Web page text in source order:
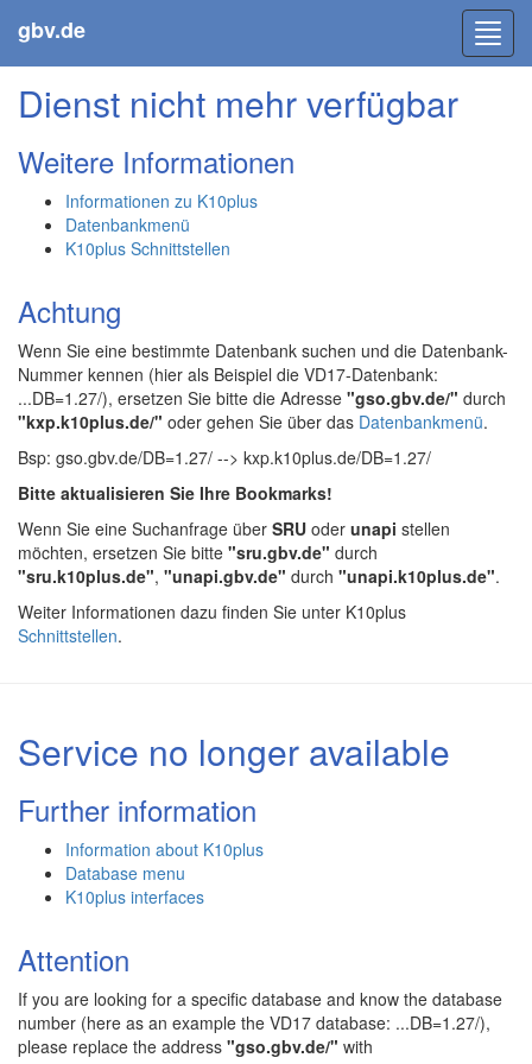
gbv.de
Dienst nicht mehr verfügbar
Weitere Informationen
Informationen zu K10plus
Datenbankmenü
K10plus Schnittstellen
Achtung
Wenn Sie eine bestimmte Datenbank suchen und die Datenbank-
Nummer kennen (hier als Beispiel die VD17-Datenbank:
...DB=1.27/), ersetzen Sie bitte die Adresse "gso.gbv.de/" durch
"kxp.k10plus.de/" oder gehen Sie über das Datenbankmenü.
Bsp: gso.gbv.de/DB=1.27/ --> kxp.k10plus.de/DB=1.27/
Bitte aktualisieren Sie Ihre Bookmarks!
Wenn Sie eine Suchanfrage über SRU oder unapi stellen
möchten, ersetzen Sie bitte "sru.gbv.de" durch
"sru.k10plus.de", "unapi.gbv.de" durch "unapi.k10plus.de".
Weiter Informationen dazu finden Sie unter K10plus
Schnittstellen.
Service no longer available
Further information
Information about K10plus
Database menu
K10plus interfaces
Attention
If you are looking for a specific database and know the database
number (here as an example the VD17 database: ...DB=1.27/),
please replace the address "gso.gbv.de/" with